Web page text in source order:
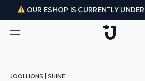
Skip to content
OUR ESHOP IS CURRENTLY
JOOLLIONS SHINE